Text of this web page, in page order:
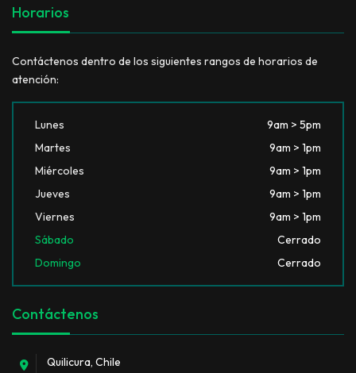
Horarios
Contáctenos dentro de los siguientes rangos de horarios de
atención:
Lunes
9am > 5pm
Martes
9am > 1pm
Miércoles
9am > 1pm
Jueves
9am > 1pm
Viernes
9am > 1pm
Sábado
Cerrado
Domingo
Cerrado
Contáctenos
Quilicura, Chile